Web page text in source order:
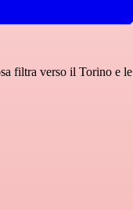
filtra verso il Torino e